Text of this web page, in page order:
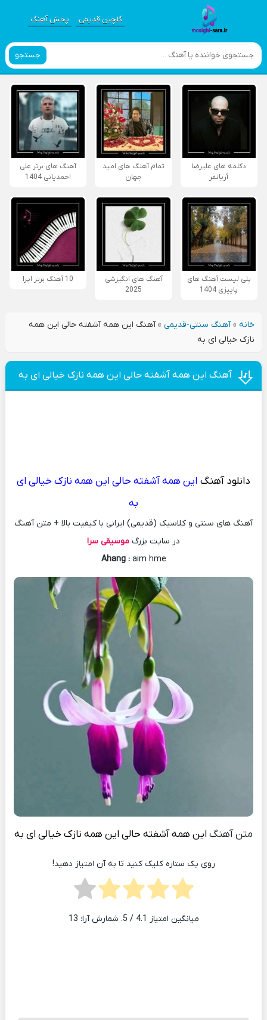
گلچین قدیمی پخش آهنگ
جستجو
دکلمه های علیرضا
آریانفر
تمام آهنگ های امید
جهان
آهنگ های برتر علی
احمدیانی 1404
پلی لیست آهنگ های
پاییزی 1404
آهنگ های انگیزشی
2025
10 آهنگ برتر اپرا
خانه»آهنگ سنتی-قدیمی»آهنگ این همه آشفته حالی این همه
نازک خیالی ای به
آهنگ این همه آشفته حالی این همه نازک خیالی ای به
دانلود آهنگ این همه آشفته حالی این همه نازک خیالی ای
به
آهنگ های سنتی و کلاسیک (قدیمی) ایرانی با کیفیت بالا + متن آهنگ
در سایت بزرگ موسیقی سرا
Ahang :aim hme
متن آهنگ این همه آشفته حالی این همه نازک خیالی ای به
روی یک ستاره کلیک کنید تا به آن امتیاز دهید!
میانگین امتیاز 4.1 / 5. شمارش آرا: 13